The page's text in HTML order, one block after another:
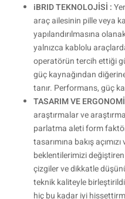
iBRID TEKNOLOJİSİ :
araç ailesinin pille veya
yapılandırılmasına
yalnızca kablolu
operatörün tercih ettiği
güç kaynağından
tanır. Performans, güç
TASARIM VE
araştırmalar ve
parlatma aleti form
tasarımına bakış
beklentilerimizi
çizgiler ve dikkatle
teknik kaliteyle
hiç bu kadar iyi